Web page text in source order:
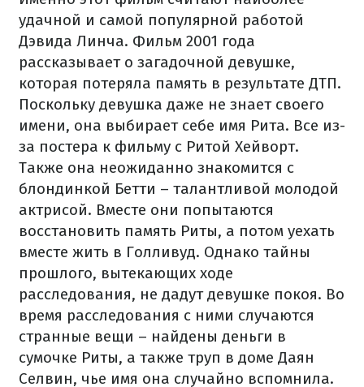
удачной и самой популярной работой
Дэвида Линча. Фильм 2001 года
рассказывает о загадочной девушке,
которая потеряла память в результате ДТП.
Поскольку девушка даже не знает своего
имени, она выбирает себе имя Рита. Все из-
за постера к фильму с Ритой Хейворт.
Также она неожиданно знакомится с
блондинкой Бетти – талантливой молодой
актрисой. Вместе они попытаются
восстановить память Риты, а потом уехать
вместе жить в Голливуд. Однако тайны
прошлого, вытекающих ходе
расследования, не дадут девушке покоя. Во
время расследования с ними случаются
странные вещи – найдены деньги в
сумочке Риты, а также труп в доме Даян
Селвин, чье имя она случайно вспомнила.